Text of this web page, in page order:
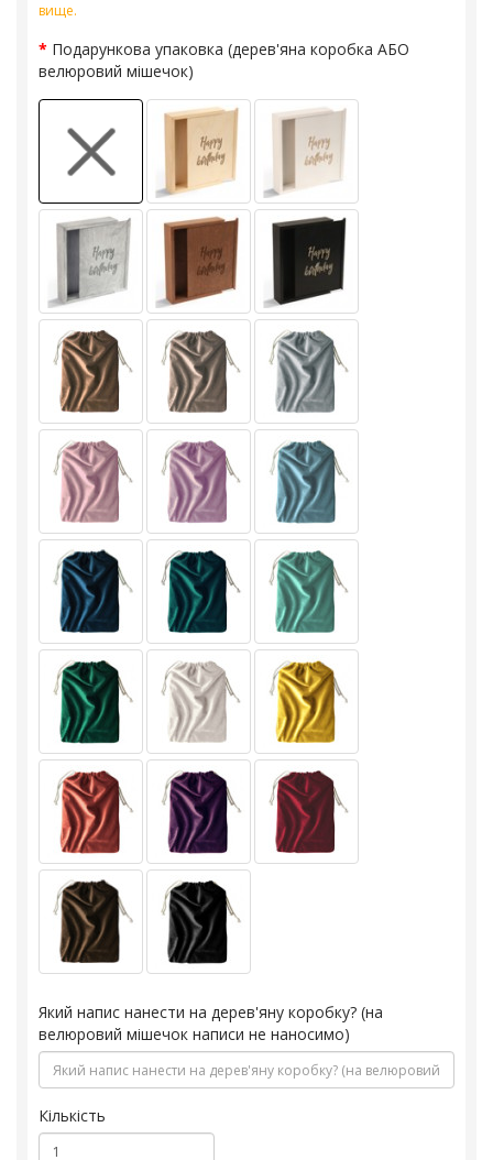
вище.
Подарункова упаковка (дерев'яна коробка АБО
велюровий мішечок)
Який напис нанести на дерев'яну коробку? (на
велюровий мішечок написи не наносимо)
Кількість